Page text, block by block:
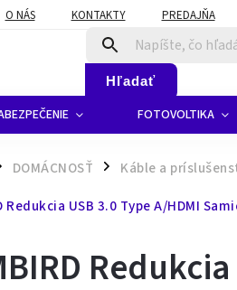
O NÁS KONTAKTY PREDAJŇA
Hľadať
FOTOVOLTIKA
DOMÁCNOSŤ / Káble a
Redukcia USB 3.0 Type A/HDMI